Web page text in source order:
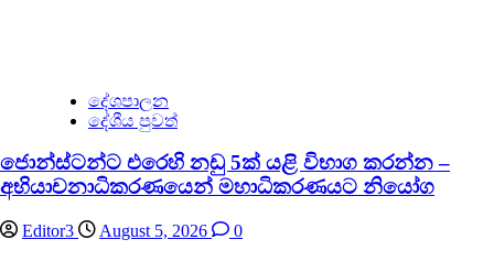
දේශපාලන
දේශීය පුවත්
ජොන්ස්ටන්ට එරෙහි නඩු 5ක් යළි විභාග කරන්න –
අභියාචනාධිකරණයෙන් මහාධිකරණයට නියෝග
Editor3 August 5, 2026 0